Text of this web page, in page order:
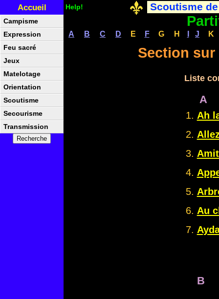
Accueil Help! Scoutisme
A B C D E F G H J K
Section
Liste
A
Ah
Au
B
Campisme
Expression
Feu sacré
Jeux
Matelotage
Orientation
Scoutisme
Secourisme
Transmission